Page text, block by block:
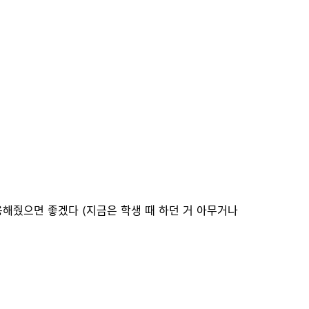
으면 좋겠다 (지금은 학생 때 하던 거 아무거나